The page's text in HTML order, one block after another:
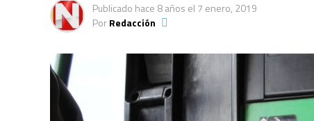
Publicado hace 8 años el 7 enero, 2019
PorRedacción